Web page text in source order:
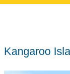
Kangaroo